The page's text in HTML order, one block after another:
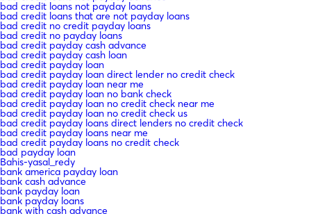
bad credit loans not payday loans
bad credit loans that are not payday loans
bad credit no credit payday loans
bad credit no payday loans
bad credit payday cash advance
bad credit payday cash loan
bad credit payday loan
bad credit payday loan direct lender no credit check
bad credit payday loan near me
bad credit payday loan no bank check
bad credit payday loan no credit check near me
bad credit payday loan no credit check us
bad credit payday loans direct lenders no credit check
bad credit payday loans near me
bad credit payday loans no credit check
bad payday loan
Bahis-yasal_redy
bank america payday loan
bank cash advance
bank payday loan
bank payday loans
bank with cash advance